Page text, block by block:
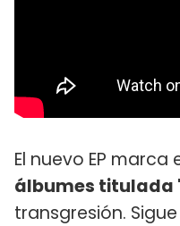
El nuevo EP marca
álbumes titulada
transgresión.